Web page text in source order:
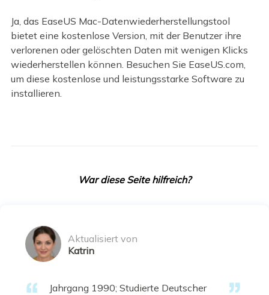
Ja, das EaseUS Mac-Datenwiederherstellungstool
bietet eine kostenlose Version, mit der Benutzer ihre
verlorenen oder gelöschten Daten mit wenigen Klicks
wiederherstellen können. Besuchen Sie EaseUS.com,
um diese kostenlose und leistungsstarke Software zu
installieren.
War diese Seite hilfreich?
Aktualisiert von
Katrin
Jahrgang 1990; Studierte Deutscher